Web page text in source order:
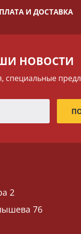
И ДОСТАВКА
НОВОСТИ
специальные
2
76